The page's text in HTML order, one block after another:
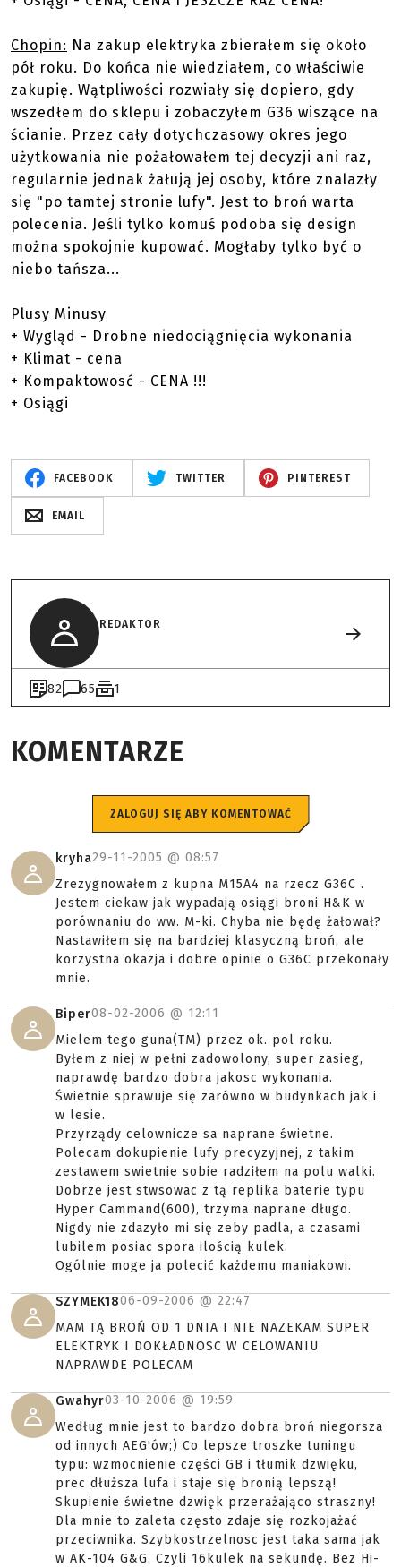
Chopin: Na zakup elektryka zbierałem się około
pół roku. Do końca nie wiedziałem, co właściwie
zakupię. Wątpliwości rozwiały się dopiero, gdy
wszedłem do sklepu i zobaczyłem G36 wiszące na
ścianie. Przez cały dotychczasowy okres jego
użytkowania nie pożałowałem tej decyzji ani raz,
regularnie jednak żałują jej osoby, które znalazły
się "po tamtej stronie lufy". Jest to broń warta
polecenia. Jeśli tylko komuś podoba się design
można spokojnie kupować. Mogłaby tylko być o
niebo tańsza...
Plusy Minusy
+ Wygląd - Drobne niedociągnięcia wykonania
+ Klimat - cena
+ Kompaktowosć - CENA !!!
+ Osiągi
FACEBOOK TWITTER PINTEREST
EMAIL
REDAKTOR
82 65 1
KOMENTARZE
ZALOGUJ SIĘ ABY KOMENTOWAĆ
kryha29-11-2005 @ 08:57
Zrezygnowałem z kupna M15A4 na rzecz G36C .
Jestem ciekaw jak wypadają osiągi broni H&K w
porównaniu do ww. M-ki. Chyba nie będę żałował?
Nastawiłem się na bardziej klasyczną broń, ale
korzystna okazja i dobre opinie o G36C przekonały
mnie.
Biper08-02-2006 @ 12:11
Mielem tego guna(TM) przez ok. pol roku.
Byłem z niej w pełni zadowolony, super zasieg,
naprawdę bardzo dobra jakosc wykonania.
Świetnie sprawuje się zarówno w budynkach jak i
w lesie.
Przyrządy celownicze sa naprane świetne.
Polecam dokupienie lufy precyzyjnej, z takim
zestawem swietnie sobie radziłem na polu walki.
Dobrze jest stwsowac z tą replika baterie typu
Hyper Cammand(600), trzyma naprane długo.
Nigdy nie zdazyło mi się zeby padla, a czasami
lubilem posiac spora ilością kulek.
Ogólnie moge ja polecić każdemu maniakowi.
SZYMEK1806-09-2006 @ 22:47
MAM TĄ BROŃ OD 1 DNIA I NIE NAZEKAM SUPER
ELEKTRYK I DOKŁADNOSC W CELOWANIU
NAPRAWDE POLECAM
Gwahyr03-10-2006 @ 19:59
Według mnie jest to bardzo dobra broń niegorsza
od innych AEG'ów;) Co lepsze troszke tuningu
typu: wzmocnienie części GB i tłumik dzwięku,
prec dłuższa lufa i staje się bronią lepszą!
Skupienie świetne dzwięk przerażająco straszny!
Dla mnie to zaleta często zdaje się rozkojażać
przeciwnika. Szybkostrzelnosc jest taka sama jak
w AK-104 G&G. Czyli 16kulek na sekundę. Bez Hi-